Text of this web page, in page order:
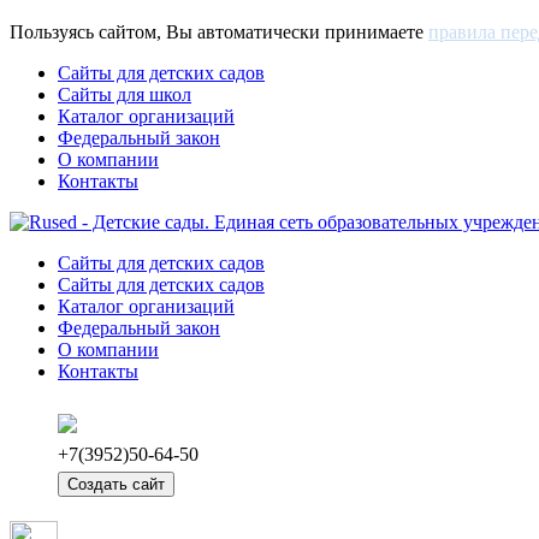
Пользуясь сайтом, Вы автоматически принимаете правила
Сайты для детских садов
Сайты для школ
Каталог организаций
Федеральный закон
О компании
Контакты
Сайты для детских садов
Сайты для детских садов
Каталог организаций
Федеральный закон
О компании
Контакты
+7(3952)50-64-50
Создать сайт